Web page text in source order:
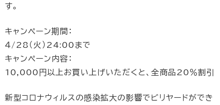
す。
キャンペーン期間：
４/28（火）24:00まで
キャンペーン内容：
10,000円以上お買い上げいただくと、全商品20％割引
新型コロナウィルスの感染拡大の影響でビリヤードができ